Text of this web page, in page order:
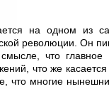
на одном из
революции. Он
что
что же
что многие